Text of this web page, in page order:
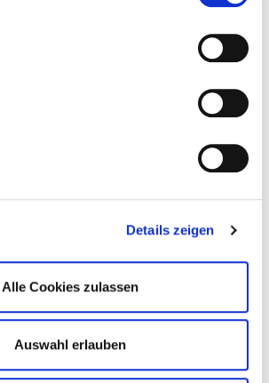
Details zeigen
Alle Cookies zulassen
Auswahl erlauben
ist jetzt geöffnet.
2026.